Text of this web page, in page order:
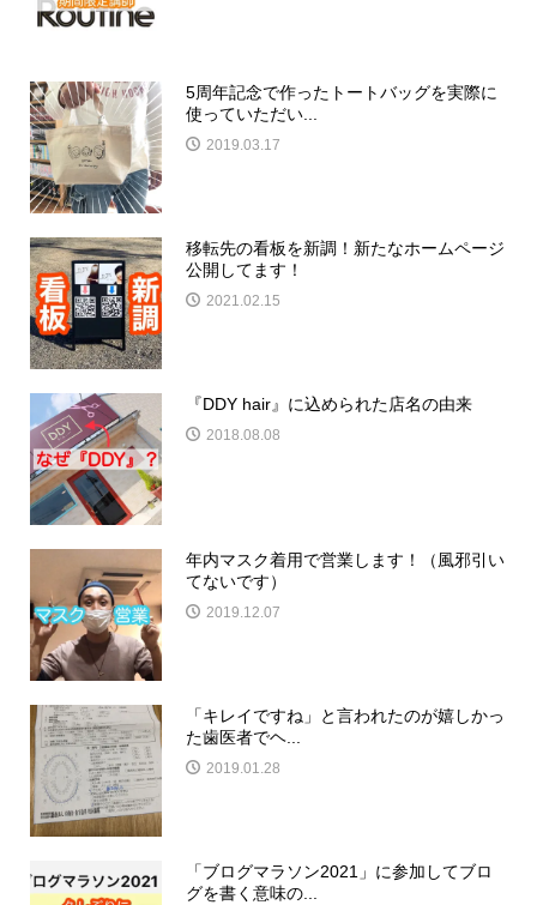
5周年記念で作ったトートバッグを実際に
使っていただい...
2019.03.17
移転先の看板を新調！新たなホームページ
公開してます！
2021.02.15
『DDY hair』に込められた店名の由来
2018.08.08
年内マスク着用で営業します！（風邪引い
てないです）
2019.12.07
「キレイですね」と言われたのが嬉しかっ
た歯医者でヘ...
2019.01.28
「ブログマラソン2021」に参加してブロ
グを書く意味の...